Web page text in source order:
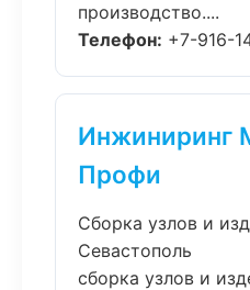
производство....
Телефон: +7-916-
Инжиниринг
Профи
Сборка узлов и
Севастополь
сборка узлов и